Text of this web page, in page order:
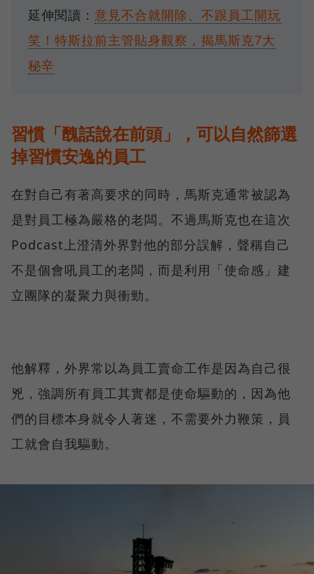
延伸閱讀： 意見不合就開除、不跟員工開玩
笑！特斯拉前主管貼身觀察，揭馬斯克7大
秘辛
習慣「醜話說在前頭」，可以自然篩選
掉習慣安逸的員工
在對自己有著高要求的同時，馬斯克通常被認為
是對員工極為嚴格的老闆。不過馬斯克也在這次
Podcast上澄清外界對他的部分誤解，聲稱自己
不是個會吼員工的老闆，而是利用「使命感」建
立團隊的凝聚力與衝勁。
他解釋，外界常以為員工賣命工作是因為自己很
兇，強調所有員工其實都是使命驅動的，因為他
們的目標本身就令人著迷，不需要外力鞭策，員
工就會自我驅動。